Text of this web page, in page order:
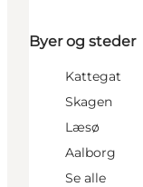
Byer og steder
Kattegat
Skagen
Læsø
Aalborg
Se alle